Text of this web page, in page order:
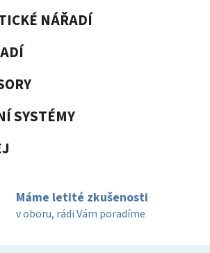
NÁŘADÍ
SYSTÉMY
Máme letité zkušenosti
v oboru, rádi Vám poradíme